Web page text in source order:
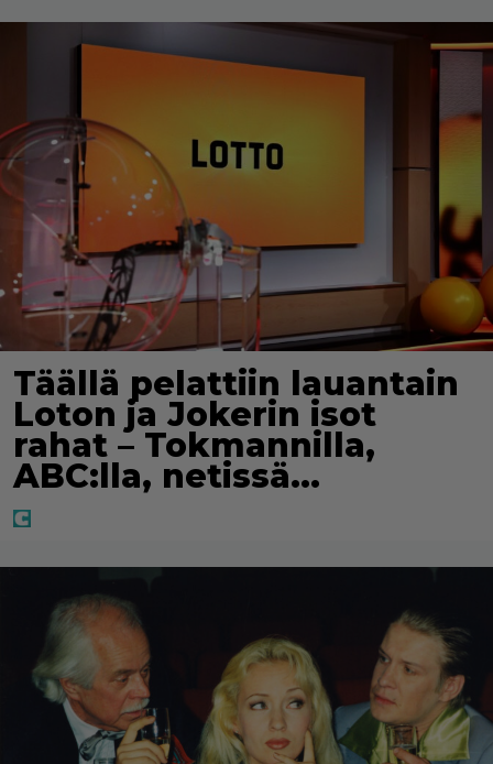
Täällä pelattiin lauantain
Loton ja Jokerin isot
rahat – Tokmannilla,
ABC:lla, netissä…